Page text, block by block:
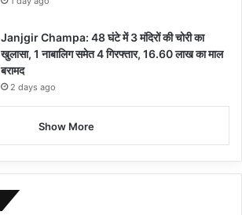
Janjgir Champa: 48 घंटे में 3 मंदिरों की चोरी का
खुलासा, 1 नाबालिग समेत 4 गिरफ्तार, 16.60 लाख का माल
बरामद
2 days ago
Show More